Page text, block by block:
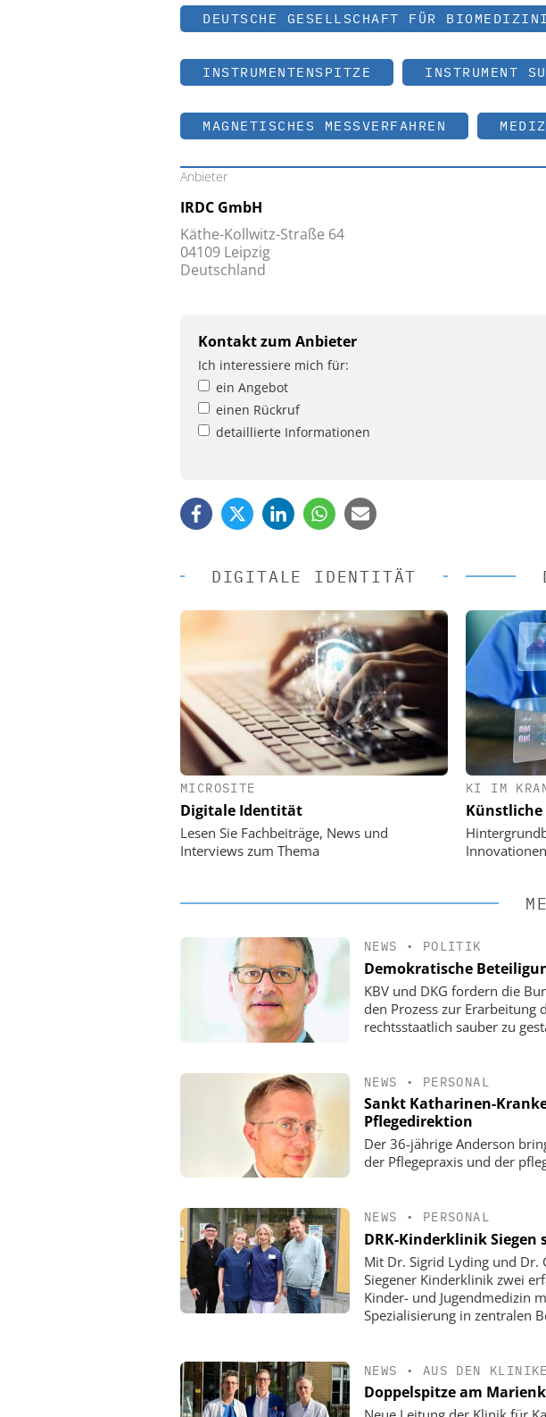
DEUTSCHE GESELLSCHAFT FÜR
INSTRUMENTENSPITZE INSTRUMENT
MAGNETISCHES MESSVERFAHREN
Anbieter
IRDC GmbH
Käthe-Kollwitz-Straße 64
04109 Leipzig
Deutschland
Kontakt zum Anbieter
Ich interessiere mich für:
ein Angebot
einen Rückruf
detaillierte Informationen
DIGITALE IDENTITÄT
MICROSITE
Digitale Identität
Lesen Sie Fachbeiträge, News und
Interviews zum Thema
KI IM
Innovationen
Digitalisierung im
Personalmanagement: Von digitaler
Ordnung zur KI-fähigen Steuerung
NEWS • POLITIK
Demokratische
KBV und DKG fordern die
den Prozess zur Erarbeitung
rechtsstaatlich sauber zu
NEWS • PERSONAL
Sankt Katharinen-
Pflegedirektion
Der 36-jährige Anderson
der Pflegepraxis und der
NEWS • PERSONAL
DRK-Kinderklinik
Mit Dr. Sigrid Lyding und Dr.
Siegener Kinderklinik zwei
Kinder- und Jugendmedizin
Spezialisierung in zentralen
NEWS • AUS DEN
Doppelspitze am